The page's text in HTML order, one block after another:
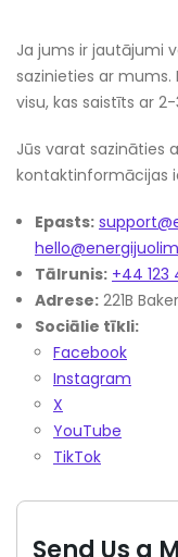
Ja jums ir jautājumi
sazinieties ar mums.
visu, kas saistīts ar
Jūs varat sazināties
kontaktinformācijas
Epasts:
Tālrunis: +44 123
Adrese: 221B
Sociālie tīkli:
Facebook
Instagram
X
YouTube
TikTok
Send Us a